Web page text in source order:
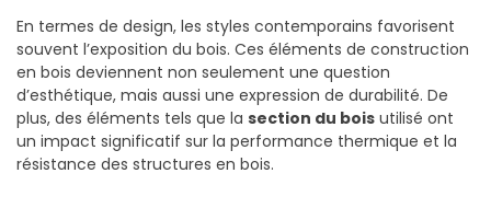
En termes de design, les styles contemporains favorisent
souvent l’exposition du bois. Ces éléments de construction
en bois deviennent non seulement une question
d’esthétique, mais aussi une expression de durabilité. De
plus, des éléments tels que la section du bois utilisé ont
un impact significatif sur la performance thermique et la
résistance des structures en bois.